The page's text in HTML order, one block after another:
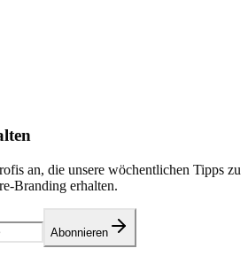
an, die unsere wöchentlichen Tipps zu
Branding erhalten.
Abonnieren